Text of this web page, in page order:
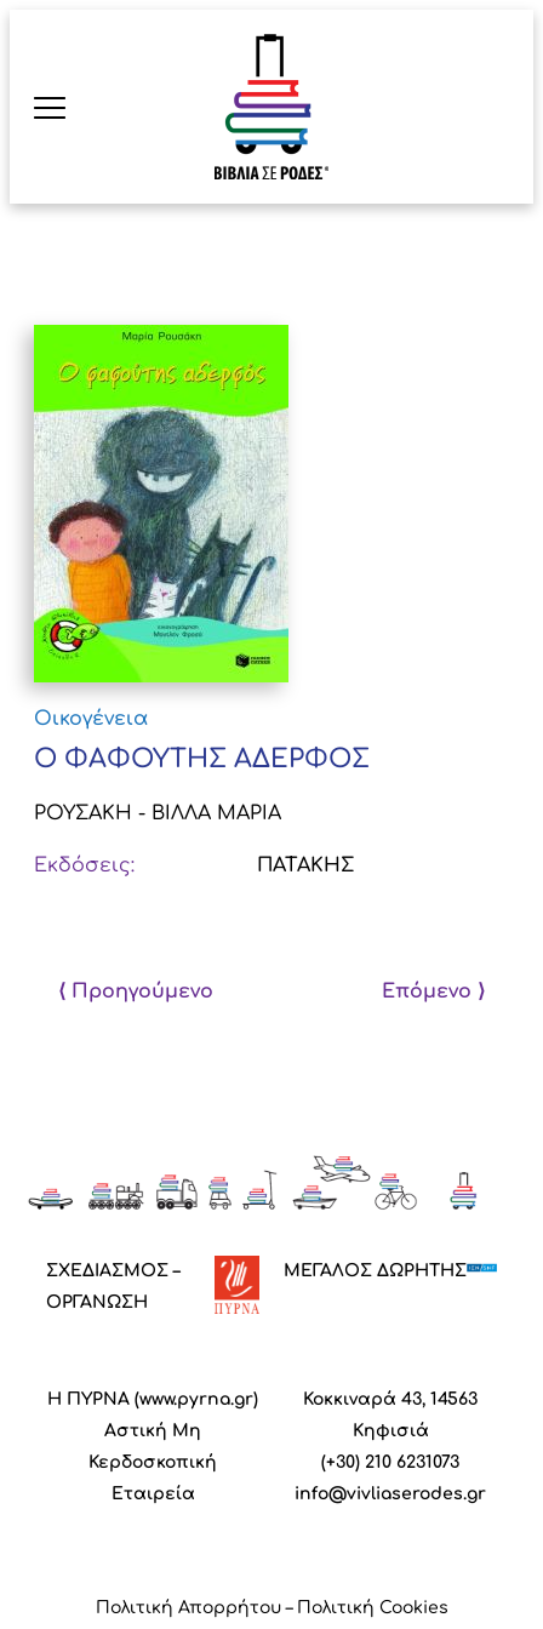
Οικογένεια
Ο ΦΑΦΟΥΤΗΣ ΑΔΕΡΦΟΣ
ΡΟΥΣΑΚΗ - ΒΙΛΛΑ ΜΑΡΙΑ
Εκδόσεις: ΠΑΤΑΚΗΣ
⟨ Προηγούμενο Επόμενο ⟩
Η ΠΥΡΝΑ (www.pyrna.gr)
Αστική Mη
Κερδοσκοπική
Εταιρεία
Κοκκιναρά 43, 14563
Κηφισιά
(+30) 210 6231073
info@vivliaserodes.gr
ΣΧΕΔΙΑΣΜΟΣ –
ΟΡΓΑΝΩΣΗ
ΜΕΓΑΛΟΣ ΔΩΡΗΤΗΣ
Πολιτική Απορρήτου– Πολιτική Cookies